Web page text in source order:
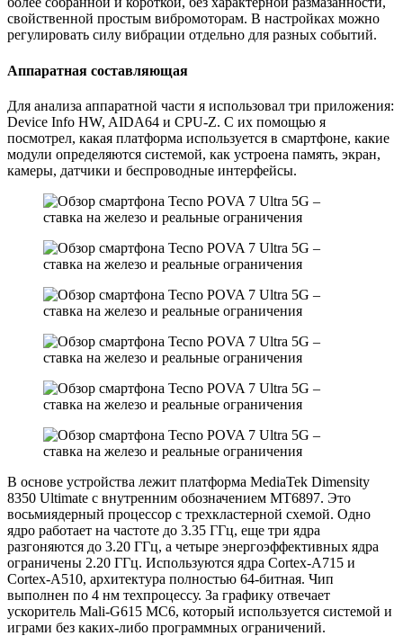
свойственной простым вибромоторам. В настройках можно
регулировать силу вибрации отдельно для разных событий.
Аппаратная составляющая
Для анализа аппаратной части я использовал три приложения:
Device Info HW, AIDA64 и CPU-Z. С их помощью я
посмотрел, какая платформа используется в смартфоне, какие
модули определяются системой, как устроена память, экран,
камеры, датчики и беспроводные интерфейсы.
В основе устройства лежит платформа MediaTek Dimensity
8350 Ultimate с внутренним обозначением MT6897. Это
восьмиядерный процессор с трехкластерной схемой. Одно
ядро работает на частоте до 3.35 ГГц, еще три ядра
разгоняются до 3.20 ГГц, а четыре энергоэффективных ядра
ограничены 2.20 ГГц. Используются ядра Cortex-A715 и
Cortex-A510, архитектура полностью 64-битная. Чип
выполнен по 4 нм техпроцессу. За графику отвечает
ускоритель Mali-G615 MC6, который используется системой и
играми без каких-либо программных ограничений.